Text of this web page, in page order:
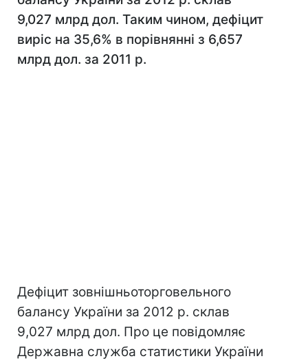
9,027 млрд дол. Таким чином, дефіцит
виріс на 35,6% в порівнянні з 6,657
млрд дол. за 2011 р.
Дефіцит зовнішньоторговельного
балансу України за 2012 р. склав
9,027 млрд дол. Про це повідомляє
Державна служба статистики України